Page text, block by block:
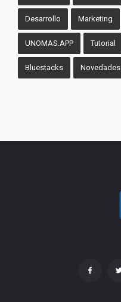
Desarrollo Marketing
UNOMAS.APP Tutorial
Bluestacks Novedades